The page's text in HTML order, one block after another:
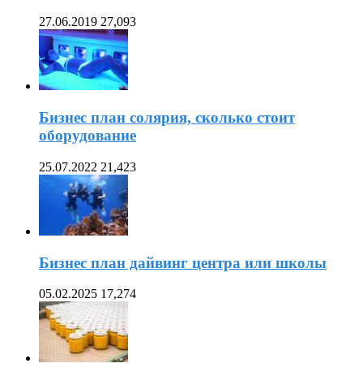
27.06.2019 27,093
Бизнес план солярия, сколько стоит
оборудование
25.07.2022 21,423
Бизнес план дайвинг центра или школы
05.02.2025 17,274